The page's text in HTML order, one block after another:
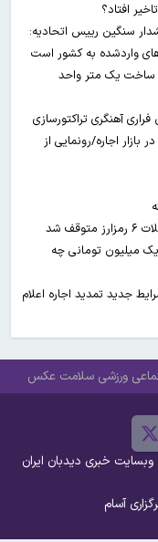
افتاد؟
سنگین رییس اتحادیه:
واردشده به کشور است
ساخت یک متر واحد
آهنگری تراکتورسازی
اجاره/رونمایی از
شد
یک میلیون تومانی چه
جدید تمدید اجاره اعلام
ورزشی سلامت عکس
خبری دیدبان ایران
آسام